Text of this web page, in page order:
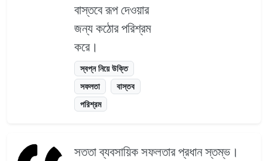
বাস্তবে রূপ দেওয়ার
জন্য কঠোর পরিশ্রম
করে।
স্বপ্ন নিয়ে উক্তি
সফলতা
বাস্তব
পরিশ্রম
সততা ব্যবসায়িক সফলতার প্রধান স্তম্ভ।